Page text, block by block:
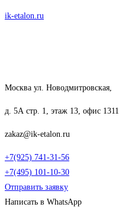
Перейти
ik-etalon.ru
Москва ул. Новодмитровская,
д. 5А стр. 1, этаж 13, офис 1311
zakaz@ik-etalon.ru
+7(925) 741-31-56
+7(495) 101-10-30
Отправить заявку
Написать в WhatsApp